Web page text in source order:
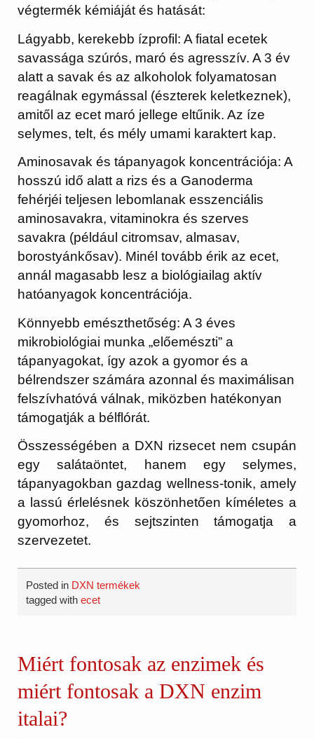
végtermék kémiáját és hatását:
Lágyabb, kerekebb ízprofil: A fiatal ecetek
savassága szúrós, maró és agresszív. A 3 év
alatt a savak és az alkoholok folyamatosan
reagálnak egymással (észterek keletkeznek),
amitől az ecet maró jellege eltűnik. Az íze
selymes, telt, és mély umami karaktert kap.
Aminosavak és tápanyagok koncentrációja: A
hosszú idő alatt a rizs és a Ganoderma
fehérjéi teljesen lebomlanak esszenciális
aminosavakra, vitaminokra és szerves
savakra (például citromsav, almasav,
borostyánkősav). Minél tovább érik az ecet,
annál magasabb lesz a biológiailag aktív
hatóanyagok koncentrációja.
Könnyebb emészthetőség: A 3 éves
mikrobiológiai munka „előemészti” a
tápanyagokat, így azok a gyomor és a
bélrendszer számára azonnal és maximálisan
felszívhatóvá válnak, miközben hatékonyan
támogatják a bélflórát.
Összességében a DXN rizsecet nem csupán
egy salátaöntet, hanem egy selymes,
tápanyagokban gazdag wellness-tonik, amely
a lassú érlelésnek köszönhetően kíméletes a
gyomorhoz, és sejtszinten támogatja a
szervezetet.
Posted in DXN termékek
tagged withecet
Miért fontosak az enzimek és
miért fontosak a DXN enzim
italai?